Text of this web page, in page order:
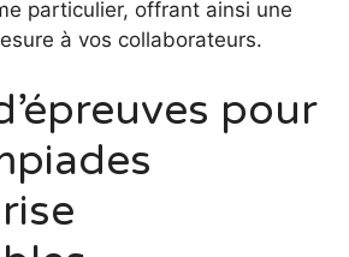
particulier, offrant ainsi une
à vos collaborateurs.
pour